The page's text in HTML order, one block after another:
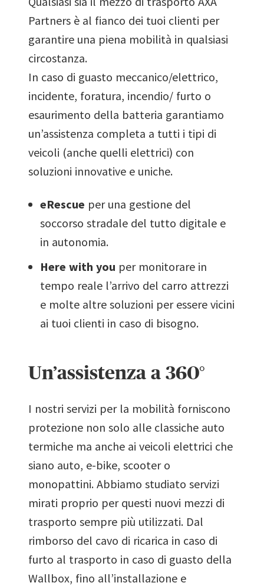
8
9
7
8
9
Partners è al fianco dei tuoi clienti per
garantire una piena mobilità in qualsiasi
circostanza.
In caso di guasto meccanico/elettrico,
incidente, foratura, incendio/ furto o
esaurimento della batteria garantiamo
un’assistenza completa a tutti i tipi di
veicoli (anche quelli elettrici) con
soluzioni innovative e uniche.
eRescue per una gestione del
soccorso stradale del tutto digitale e
in autonomia.
Here with you per monitorare in
tempo reale l’arrivo del carro attrezzi
e molte altre soluzioni per essere vicini
ai tuoi clienti in caso di bisogno.
Un’assistenza a 360°
I nostri servizi per la mobilità forniscono
protezione non solo alle classiche auto
termiche ma anche ai veicoli elettrici che
siano auto, e-bike, scooter o
monopattini. Abbiamo studiato servizi
mirati proprio per questi nuovi mezzi di
trasporto sempre più utilizzati. Dal
rimborso del cavo di ricarica in caso di
furto al trasporto in caso di guasto della
Wallbox, fino all’installazione e